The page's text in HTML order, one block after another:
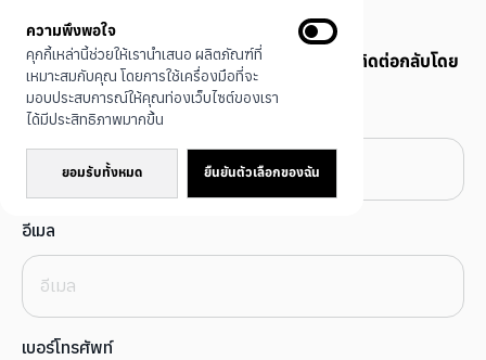
ความพึงพอใจ
คุกกี้เหล่านี้ช่วยให้เรานำเสนอ ผลิตภัณฑ์ที่
เหมาะสมกับคุณ โดยการใช้เครื่องมือที่จะ
มอบประสบการณ์ให้คุณท่องเว็บไซต์ของเรา
ได้มีประสิทธิภาพมากขึ้น
ยอมรับทั้งหมด ยืนยันตัวเลือกของฉัน
สอบถามรายละเอียดเพิ่มเติม
หากคุณมีข้อสงสัย ส่งคำถามของคุณ และเราจะติดต่อกลับโดย
เร็วที่สุด
ชื่อ
อีเมล
เบอร์โทรศัพท์